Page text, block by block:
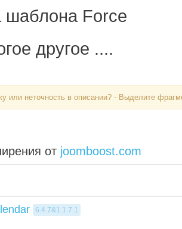
шаблона Force
другое ....
или неточность в описании? - Выделите
от joomboost.com
6.4.7&1.1.7.1